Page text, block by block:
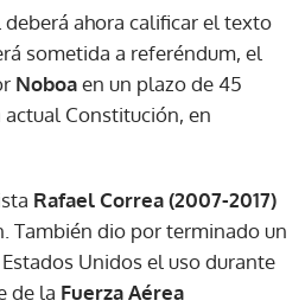
ahora calificar el texto
sometida a referéndum, el
Noboaen un plazo de 45
Constitución, en
Rafael Correa (2007-2017)
También dio por terminado un
Unidos el uso durante
de la Fuerza Aérea